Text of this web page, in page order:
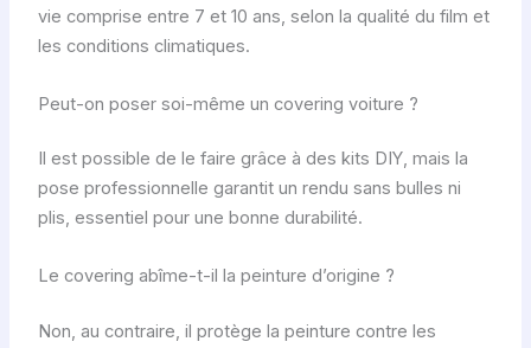
vie comprise entre 7 et 10 ans, selon la qualité du film et
les conditions climatiques.
Peut-on poser soi-même un covering voiture ?
Il est possible de le faire grâce à des kits DIY, mais la
pose professionnelle garantit un rendu sans bulles ni
plis, essentiel pour une bonne durabilité.
Le covering abîme-t-il la peinture d’origine ?
Non, au contraire, il protège la peinture contre les